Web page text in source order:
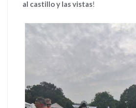
al castillo y las vistas!